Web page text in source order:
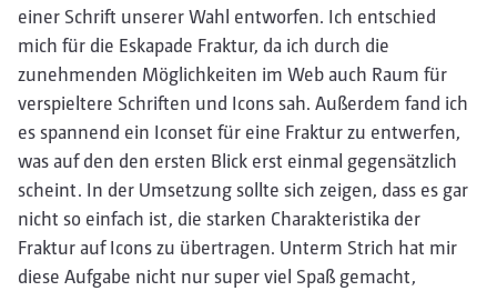
einer Schrift unserer Wahl entworfen. Ich entschied
mich für die Eskapade Fraktur, da ich durch die
zunehmenden Möglichkeiten im Web auch Raum für
verspieltere Schriften und Icons sah. Außerdem fand ich
es spannend ein Iconset für eine Fraktur zu entwerfen,
was auf den den ersten Blick erst einmal gegensätzlich
scheint. In der Umsetzung sollte sich zeigen, dass es gar
nicht so einfach ist, die starken Charakteristika der
Fraktur auf Icons zu übertragen. Unterm Strich hat mir
diese Aufgabe nicht nur super viel Spaß gemacht,